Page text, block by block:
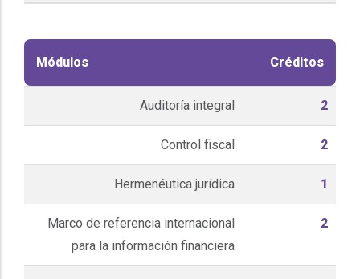
Módulos Créditos
Auditoría integral 2
Control fiscal 2
Hermenéutica jurídica 1
Marco de referencia internacional
para la información financiera
2